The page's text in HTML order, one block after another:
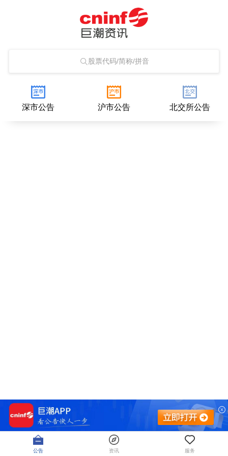
股票代码/简称/拼音
深市公告 沪市公告 北交所公告
公告 资讯 服务